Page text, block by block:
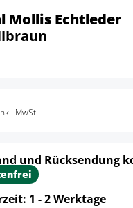
Mollis Echtleder
MwSt.
und Rücksendung
1 - 2 Werktage